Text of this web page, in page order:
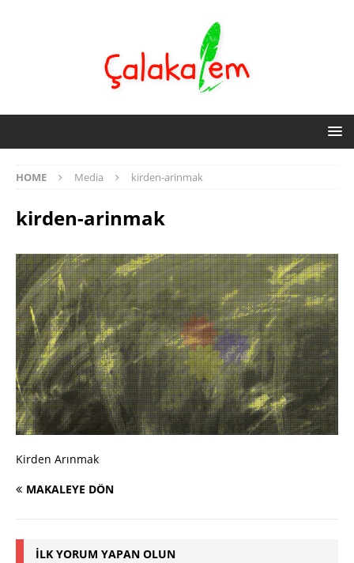
HOME Media kirden-arinmak
kirden-arinmak
Kirden Arınmak
MAKALEYE DÖN
İLK YORUM YAPAN OLUN